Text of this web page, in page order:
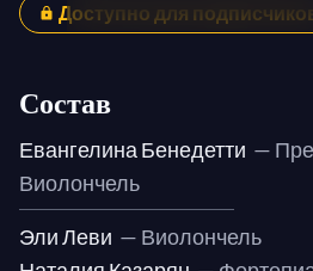
Доступно для
Состав
Евангелина Бенедетти —
Виолончель
Эли Леви — Виолончель